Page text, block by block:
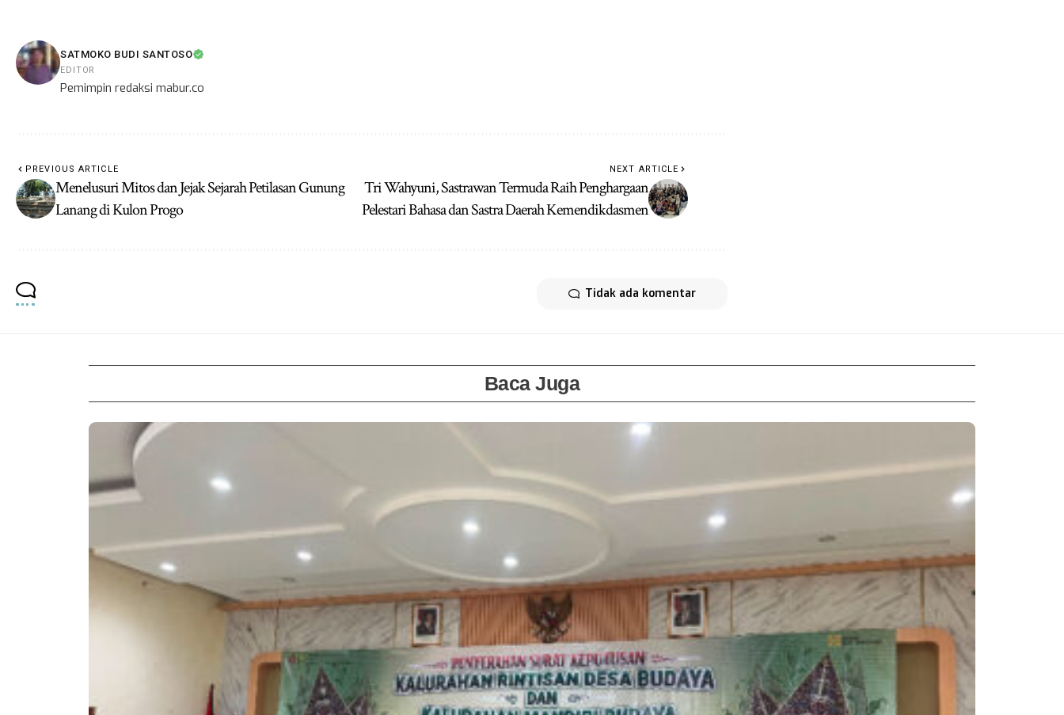
SATMOKO BUDI SANTOSO
EDITOR
Pemimpin redaksi mabur.co
PREVIOUS ARTICLE
Menelusuri Mitos dan Jejak Sejarah Petilasan Gunung
Lanang di Kulon Progo
NEXT ARTICLE
Tri Wahyuni, Sastrawan Termuda Raih Penghargaan
Pelestari Bahasa dan Sastra Daerah Kemendikdasmen
Tidak ada komentar
Baca Juga